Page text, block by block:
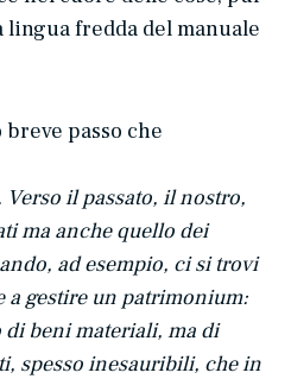
lingua fredda del manuale
passo che
Verso il passato, il nostro,
ma anche quello dei
ad esempio, ci si trovi
a gestire un patrimonium:
beni materiali, ma di
spesso inesauribili, che in